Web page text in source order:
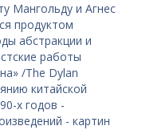
Мангольду и Агнес
продуктом
абстракции и
работы
/The Dylan
китайской
х годов -
- картин